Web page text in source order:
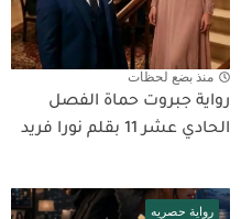
منذ بضع لحظات
رواية جبروت حماة الفصل
الحادي عشر 11 بقلم نورا فريد
رواية حصريه